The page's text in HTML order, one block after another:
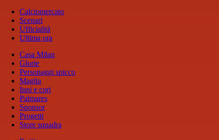
Calciomercato
Scenari
Ufficialità
Ultima ora
Casa Milan
Glorie
Personaggi spicco
Maglia
Inni e cori
Palmares
Sponsor
Progetti
Store squadra